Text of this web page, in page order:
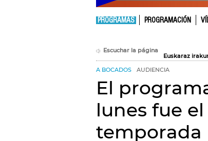
PROGRAMAS PROGRAMACIÓN
Escuchar la página
Euskaraz
A BOCADOS AUDIENCIA
El
lunes fue
temporada